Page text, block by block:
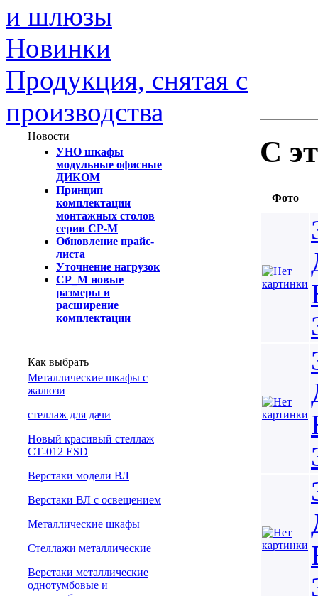
и шлюзы
Новинки
Продукция, снятая с
производства
Новости
УНО шкафы
модульные офисные
ДИКОМ
Принцип
комплектации
монтажных столов
серии СР-М
Обновление прайс-
листа
Уточнение нагрузок
СР_М новые
размеры и
расширение
комплектации
Как выбрать
Металлические шкафы с
жалюзи
cтеллаж для дачи
Новый красивый стеллаж
СТ-012 ESD
Верстаки модели ВЛ
Верстаки ВЛ с освещением
Металлические шкафы
Стеллажи металлические
Верстаки металлические
однотумбовые и
С
Фото